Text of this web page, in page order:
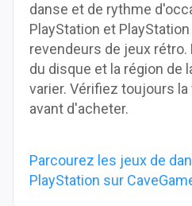
danse et de rythme
PlayStation et
revendeurs de jeux rétro.
du disque et la région de
varier. Vérifiez toujours
avant d'acheter.
Parcourez les jeux de
PlayStation sur